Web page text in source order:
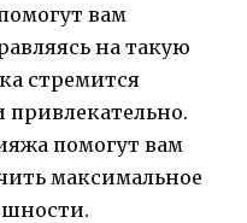
вам
на такую
стремится
привлекательно.
помогут вам
максимальное